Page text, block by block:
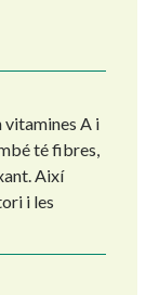
vitamines A i
té fibres,
Així
i les